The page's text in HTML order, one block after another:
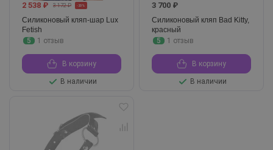
2 538 ₽ 3 172 ₽ -20%
Силиконовый кляп-шар Lux
Fetish
5
1 отзыв
В корзину
В наличии
3 700 ₽
Силиконовый кляп Bad Kitty,
красный
5
1 отзыв
В корзину
В наличии